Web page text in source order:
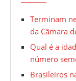
Terminam
da Câmara
Qual é a
número
Brasileiros